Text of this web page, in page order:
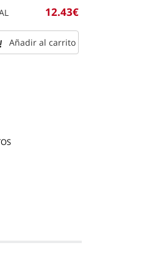
12.43€
Añadir al carrito